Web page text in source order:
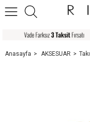
Anasayfa AKSESUAR Takı